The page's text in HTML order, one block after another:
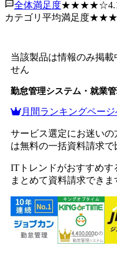
全体満足度★★★★☆
カテゴリ平均満足度
当該製品は情報のみ掲
せん
勤怠管理システム・就業
月間ランキングペー
サービス選定にお迷いの
は無料の一括資料請求で
ITトレンドがおすすめす
まとめて資料請求できま